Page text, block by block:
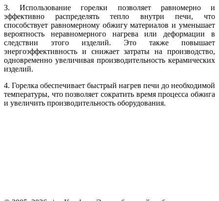
3. Использование горелки позволяет равномерно и
эффективно распределять тепло внутри печи, что
способствует равномерному обжигу материалов и уменьшает
вероятность неравномерного нагрева или деформации в
следствии этого изделий. Это также повышает
энергоэффективность и снижает затраты на производство,
одновременно увеличивая производительность керамических
изделий.
4. Горелка обеспечивает быстрый нагрев печи до необходимой
температуры, что позволяет сократить время процесса обжига
и увеличить производительность оборудования.